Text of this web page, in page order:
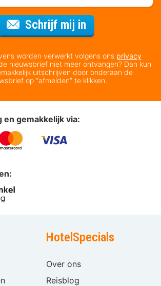
Schrijf mij in
worden verwerkt volgens ons privacy
nieuwsbrief niet meer ontvangen? Dan kun
uitschrijven door onderaan de
op “afmelden” te klikken.
en gemakkelijk via:
HotelSpecials
Over ons
Reisblog